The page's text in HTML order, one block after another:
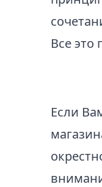
Все это
Если